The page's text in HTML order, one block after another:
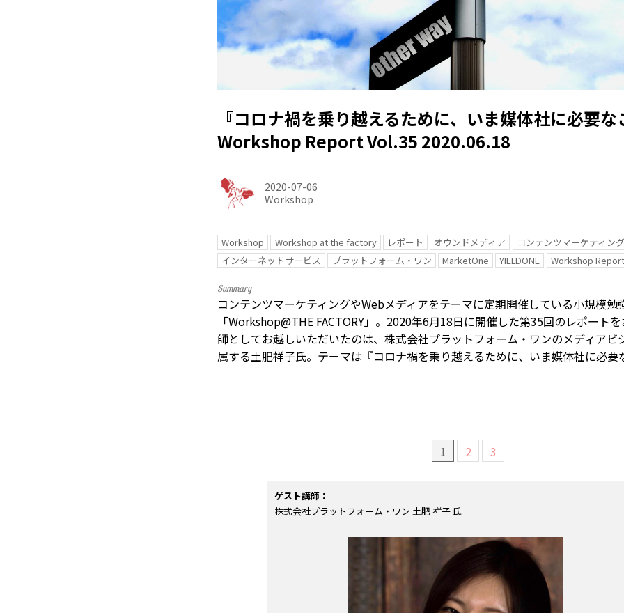
『コロナ禍を乗り越えるために、いま媒体社に必要な
Workshop Report Vol.35 2020.06.18
2020-07-06
Workshop
Workshop Workshop at the factory レポート オウンドメディア
コンテンツマーケティング
インターネットサービス
プラットフォーム・ワン MarketOne YIELDONE Workshop Report
コンテンツマーケティングやWebメディアをテーマに定期開催している小規模勉
「Workshop@THE FACTORY」。2020年6月18日に開催した第35回のレポート
師としてお越しいただいたのは、株式会社プラットフォーム・ワンのメディアビ
属する土肥祥子氏。テーマは『コロナ禍を乗り越えるために、いま媒体社に必要
1 2 3
ゲスト講師：
株式会社プラットフォーム・ワン 土肥 祥子 氏